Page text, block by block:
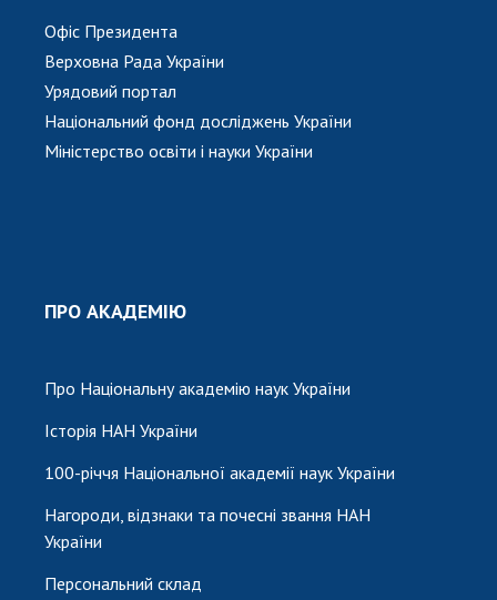
Офіс Президента
Верховна Рада України
Урядовий портал
Національний фонд досліджень України
Міністерство освіти і науки України
ПРО АКАДЕМІЮ
Про Національну академію наук України
Історія НАН України
100-річчя Національної академії наук України
Нагороди, відзнаки та почесні звання НАН
України
Персональний склад